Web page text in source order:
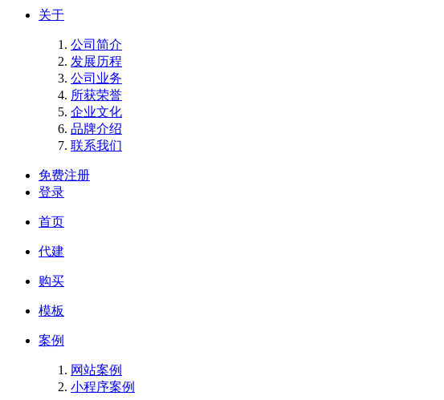
关于
公司简介
发展历程
公司业务
所获荣誉
企业文化
品牌介绍
联系我们
免费注册
登录
首页
代建
购买
模板
案例
网站案例
小程序案例